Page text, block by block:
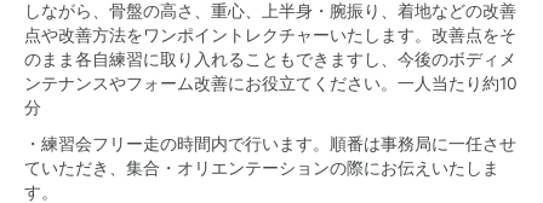
しながら、骨盤の高さ、重心、上半身・腕振り、着地などの改善
点や改善方法をワンポイントレクチャーいたします。改善点をそ
のまま各自練習に取り入れることもできますし、今後のボディメ
ンテナンスやフォーム改善にお役立てください。一人当たり約10
分
・練習会フリー走の時間内で行います。順番は事務局に一任させ
ていただき、集合・オリエンテーションの際にお伝えいたしま
す。